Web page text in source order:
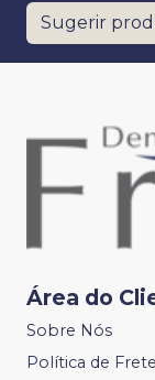
Sugerir
Área do
Sobre Nós
Política de Frete